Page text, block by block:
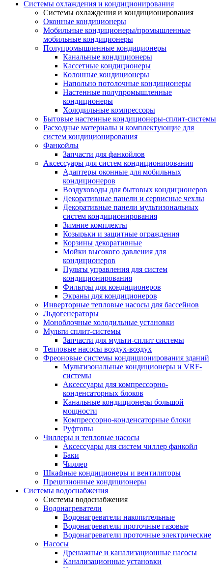
Системы охлаждения и кондиционирования
Системы охлаждения и кондиционирования
Оконные кондиционеры
Мобильные кондиционеры/промышленные
мобильные кондиционеры
Полупромышленные кондиционеры
Канальные кондиционеры
Кассетные кондиционеры
Колонные кондиционеры
Напольно потолочные кондиционеры
Настенные полупромышленные
кондиционеры
Холодильные компрессоры
Бытовые настенные кондиционеры-сплит-системы
Расходные материалы и комплектующие для
систем кондиционирования
Фанкойлы
Запчасти для фанкойлов
Аксессуары для систем кондиционирования
Адаптеры оконные для мобильных
кондиционеров
Воздуховоды для бытовых кондиционеров
Декоративные панели и сервисные чехлы
Декоративные панели мультизональных
систем кондиционирования
Зимние комплекты
Козырьки и защитные ограждения
Корзины декоративные
Мойки высокого давления для
кондиционеров
Пульты управления для систем
кондиционирования
Фильтры для кондиционеров
Экраны для кондиционеров
Инверторные тепловые насосы для бассейнов
Льдогенераторы
Моноблочные холодильные установки
Мульти сплит-системы
Запчасти для мульти-сплит системы
Тепловые насосы воздух-воздух
Фреоновые системы кондиционирования зданий
Мультизональные кондиционеры и VRF-
системы
Аксессуары для компрессорно-
конденсаторных блоков
Канальные кондиционеры большой
мощности
Компрессорно-конденсаторные блоки
Руфтопы
Чиллеры и тепловые насосы
Аксессуары для систем чиллер фанкойл
Баки
Чиллер
Шкафные кондиционеры и вентиляторы
Прецизионные кондиционеры
Системы водоснабжения
Системы водоснабжения
Водонагреватели
Водонагреватели накопительные
Водонагреватели проточные газовые
Водонагреватели проточные электрические
Насосы
Дренажные и канализационные насосы
Канализационные установки